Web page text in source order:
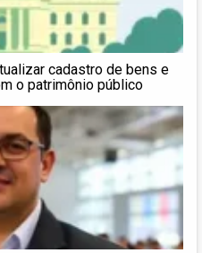
cadastro de bens e
o patrimônio público